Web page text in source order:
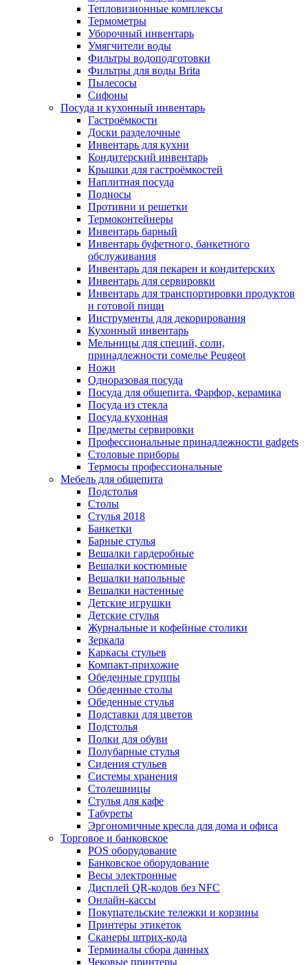
Тепловизионные комплексы
Термометры
Уборочный инвентарь
Умягчители воды
Фильтры водоподготовки
Фильтры для воды Brita
Пылесосы
Сифоны
Посуда и кухонный инвентарь
Гастроёмкости
Доски разделочные
Инвентарь для кухни
Кондитерский инвентарь
Крышки для гастроёмкостей
Наплитная посуда
Подносы
Противни и решетки
Термоконтейнеры
Инвентарь барный
Инвентарь буфетного, банкетного
обслуживания
Инвентарь для пекарен и кондитерских
Инвентарь для сервировки
Инвентарь для транспортировки продуктов
и готовой пищи
Инструменты для декорирования
Кухонный инвентарь
Мельницы для специй, соли,
принадлежности сомелье Peugeot
Ножи
Одноразовая посуда
Посуда для общепита. Фарфор, керамика
Посуда из стекла
Посуда кухонная
Предметы сервировки
Профессиональные принадлежности gadgets
Столовые приборы
Термосы профессиональные
Мебель для общепита
Подстолья
Столы
Стулья 2018
Банкетки
Барные стулья
Вешалки гардеробные
Вешалки костюмные
Вешалки напольные
Вешалки настенные
Детские игрушки
Детские стулья
Журнальные и кофейные столики
Зеркала
Каркасы стульев
Компакт-прихожие
Обеденные группы
Обеденные столы
Обеденные стулья
Подставки для цветов
Подстолья
Полки для обуви
Полубарные стулья
Сидения стульев
Системы хранения
Столешницы
Стулья для кафе
Табуреты
Эргономичные кресла для дома и офиса
Торговое и банковское
POS оборудование
Банковское оборудование
Весы электронные
Дисплей QR-кодов без NFC
Онлайн-кассы
Покупательские тележки и корзины
Принтеры этикеток
Сканеры штрих-кода
Терминалы сбора данных
Чековые принтеры